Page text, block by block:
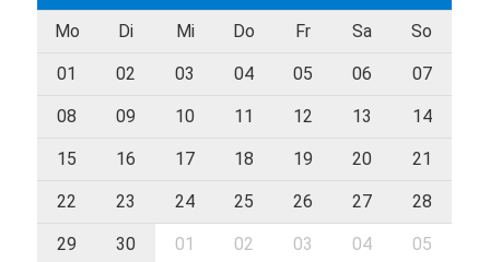
Mo Di Mi Do Fr Sa So
01 02 03 04 05 06 07
08 09 10 11 12 13 14
15 16 17 18 19 20 21
22 23 24 25 26 27 28
29 30 01 02 03 04 05